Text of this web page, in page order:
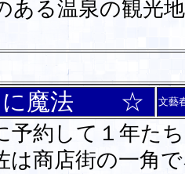
ある温泉の観光
に魔法 ☆ 文藝
約して１年た
商店街の一角